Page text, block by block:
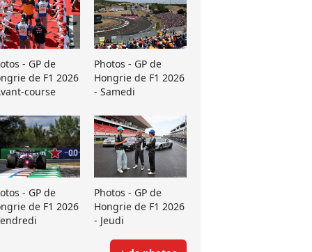
- GP de
de F1 2026
course
Photos - GP de
Hongrie de F1 2026
- Samedi
- GP de
de F1 2026
Photos - GP de
Hongrie de F1 2026
- Jeudi